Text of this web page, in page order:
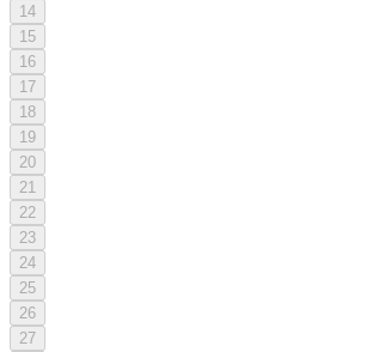
14
15
16
17
18
19
20
21
22
23
24
25
26
27